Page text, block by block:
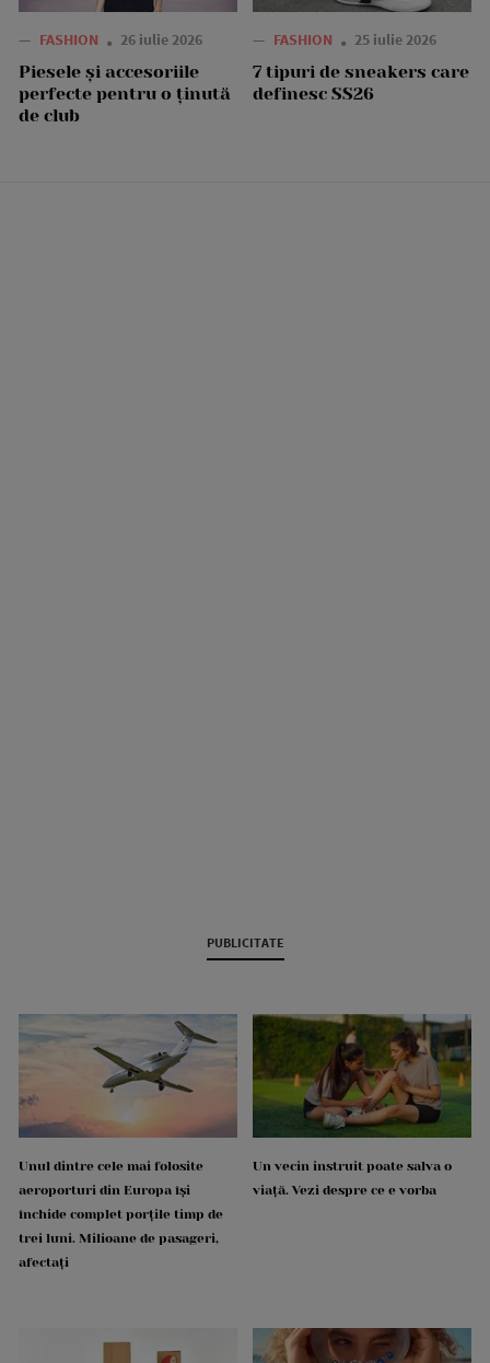
— FASHION 26 iulie 2026
Piesele și accesoriile
perfecte pentru o ținută
de club
— FASHION 25 iulie 2026
7 tipuri de sneakers care
definesc SS26
PUBLICITATE
Unul dintre cele mai folosite
aeroporturi din Europa își
închide complet porțile timp de
trei luni. Milioane de pasageri,
afectați
Un vecin instruit poate salva o
viață. Vezi despre ce e vorba